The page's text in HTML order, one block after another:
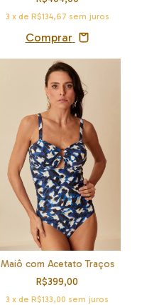
3 x de R$134,67 sem juros
Comprar
Maiô com Acetato Traços
R$399,00
3 x de R$133,00 sem juros